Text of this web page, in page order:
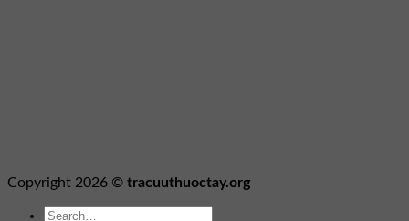
Copyright 2026 © tracuuthuoctay.org